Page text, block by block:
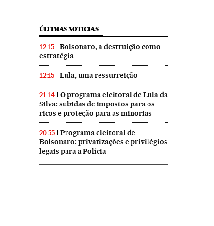
ÚLTIMAS NOTICIAS
12:15
Bolsonaro, a destruição como
estratégia
12:15 Lula, uma ressurreição
21:14
O programa eleitoral de Lula da
Silva: subidas de impostos para os
ricos e proteção para as minorias
20:55
Programa eleitoral de
Bolsonaro: privatizações e privilégios
legais para a Polícia